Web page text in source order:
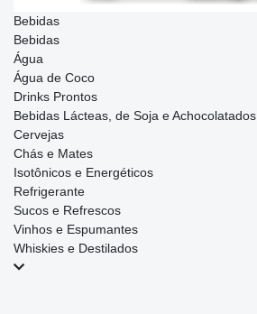
Bebidas
Bebidas
Água
Água de Coco
Drinks Prontos
Bebidas Lácteas, de Soja e Achocolatados
Cervejas
Chás e Mates
Isotônicos e Energéticos
Refrigerante
Sucos e Refrescos
Vinhos e Espumantes
Whiskies e Destilados